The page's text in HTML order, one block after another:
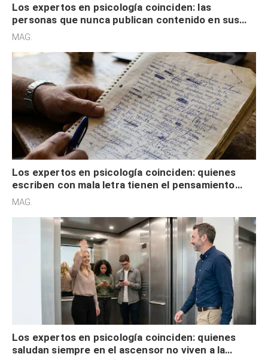
Los expertos en psicología coinciden: las
personas que nunca publican contenido en sus
redes sociales no pretenden buscar validación
MAG.
Los expertos en psicología coinciden: quienes
escriben con mala letra tienen el pensamiento
acelerado y no lo hacen por desinterés
MAG.
Los expertos en psicología coinciden: quienes
saludan siempre en el ascensor no viven a la